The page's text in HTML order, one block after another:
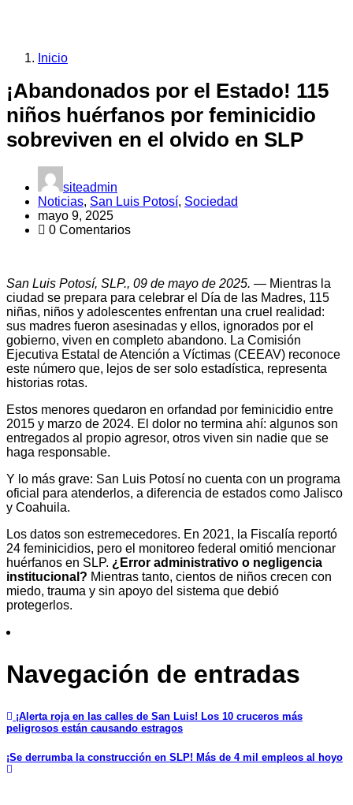
Inicio
¡Abandonados por el Estado! 115
niños huérfanos por feminicidio
sobreviven en el olvido en SLP
siteadmin
Noticias, San Luis Potosí, Sociedad
mayo 9, 2025
0 Comentarios
San Luis Potosí, SLP., 09 de mayo de 2025. — Mientras la
ciudad se prepara para celebrar el Día de las Madres, 115
niñas, niños y adolescentes enfrentan una cruel realidad:
sus madres fueron asesinadas y ellos, ignorados por el
gobierno, viven en completo abandono. La Comisión
Ejecutiva Estatal de Atención a Víctimas (CEEAV) reconoce
este número que, lejos de ser solo estadística, representa
historias rotas.
Estos menores quedaron en orfandad por feminicidio entre
2015 y marzo de 2024. El dolor no termina ahí: algunos son
entregados al propio agresor, otros viven sin nadie que se
haga responsable.
Y lo más grave: San Luis Potosí no cuenta con un programa
oficial para atenderlos, a diferencia de estados como Jalisco
y Coahuila.
Los datos son estremecedores. En 2021, la Fiscalía reportó
24 feminicidios, pero el monitoreo federal omitió mencionar
huérfanos en SLP. ¿Error administrativo o negligencia
institucional? Mientras tanto, cientos de niños crecen con
miedo, trauma y sin apoyo del sistema que debió
protegerlos.
Navegación de entradas
¡Alerta roja en las calles de San Luis! Los 10 cruceros más
peligrosos están causando estragos
¡Se derrumba la construcción en SLP! Más de 4 mil empleos al hoyo